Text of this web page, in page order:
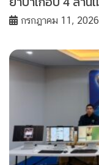
กรกฎาคม 11, 2026